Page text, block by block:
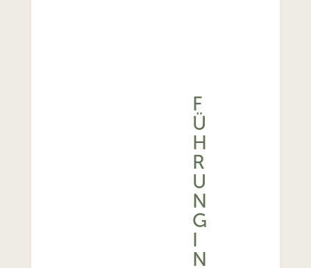
F
Ü
H
R
U
N
G
I
N